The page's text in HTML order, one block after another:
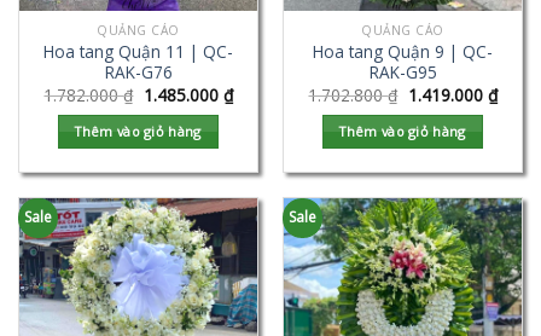
QUẢNG CÁO
Hoa tang Quận 11 | QC-
RAK-G76
1.782.000₫ 1.485.000 ₫
Thêm vào giỏ hàng
QUẢNG CÁO
Hoa tang Quận 9 | QC-
RAK-G95
1.702.800₫ 1.419.000 ₫
Thêm vào giỏ hàng
Sale Sale